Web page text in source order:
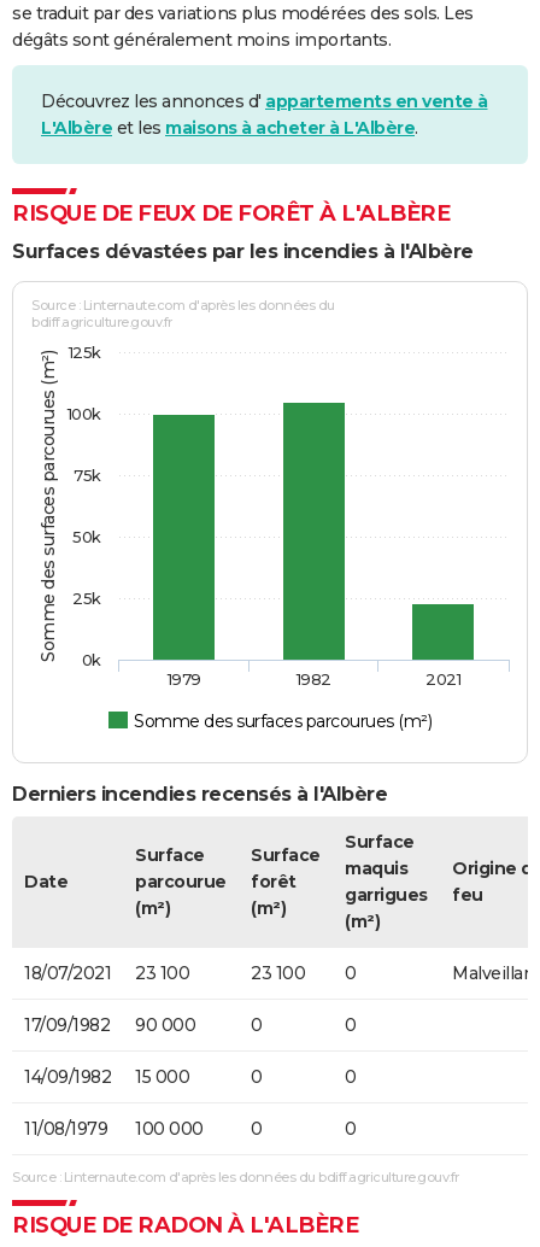
se traduit par des variations plus modérées des sols. Les
dégâts sont généralement moins importants.
Découvrez les annonces d' appartements en vente à
L'Albère et les maisons à acheter à L'Albère.
RISQUE DE FEUX DE FORÊT À L'ALBÈRE
Surfaces dévastées par les incendies à l'Albère
Somme des surfaces parcourues (m²)
Source : Linternaute.com d'après les données du
bdiff.agriculture.gouv.fr
Somme des surfaces parcourues (m²)
1979 1982 2021
0k
25k
50k
75k
100k
125k
Derniers incendies recensés à l'Albère
Date
Surface
parcourue
(m²)
Surface
forêt
(m²)
Surface
maquis
garrigues
(m²)
Origine
feu
18/07/2021 23 100 23 100 0
17/09/1982 90 000 0 0
14/09/1982 15 000 0 0
11/08/1979 100 000 0 0
Source : Linternaute.com d'après les données du bdiff.agriculture.gouv.fr
RISQUE DE RADON À L'ALBÈRE